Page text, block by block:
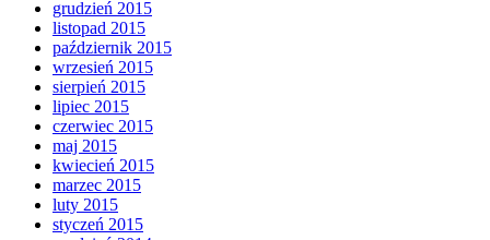
grudzień 2015
listopad 2015
październik 2015
wrzesień 2015
sierpień 2015
lipiec 2015
czerwiec 2015
maj 2015
kwiecień 2015
marzec 2015
luty 2015
styczeń 2015